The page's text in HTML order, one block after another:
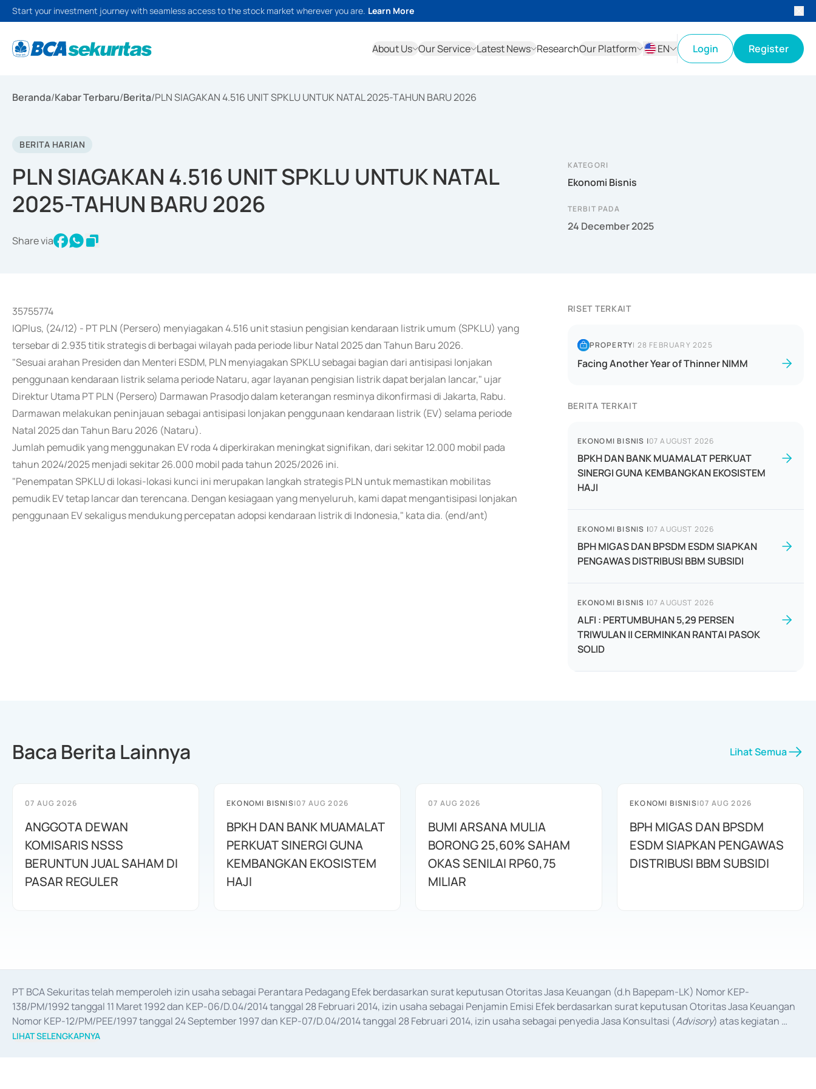
Start your investment journey with seamless access to the stock market wherever you are. Learn More
About Us Our Service Latest News ResearchOur Platform
EN
Login Register
Beranda/Kabar Terbaru/Berita/PLN SIAGAKAN 4.516 UNIT SPKLU UNTUK NATAL 2025-TAHUN BARU 2026
BERITA HARIAN
PLN SIAGAKAN 4.516 UNIT SPKLU UNTUK NATAL
2025-TAHUN BARU 2026
Share via
KATEGORI
Ekonomi Bisnis
TERBIT PADA
24 December 2025
35755774
IQPlus, (24/12) - PT PLN (Persero) menyiagakan 4.516 unit stasiun pengisian kendaraan listrik umum (SPKLU) yang
tersebar di 2.935 titik strategis di berbagai wilayah pada periode libur Natal 2025 dan Tahun Baru 2026.
"Sesuai arahan Presiden dan Menteri ESDM, PLN menyiagakan SPKLU sebagai bagian dari antisipasi lonjakan
penggunaan kendaraan listrik selama periode Nataru, agar layanan pengisian listrik dapat berjalan lancar," ujar
Direktur Utama PT PLN (Persero) Darmawan Prasodjo dalam keterangan resminya dikonfirmasi di Jakarta, Rabu.
Darmawan melakukan peninjauan sebagai antisipasi lonjakan penggunaan kendaraan listrik (EV) selama periode
Natal 2025 dan Tahun Baru 2026 (Nataru).
Jumlah pemudik yang menggunakan EV roda 4 diperkirakan meningkat signifikan, dari sekitar 12.000 mobil pada
tahun 2024/2025 menjadi sekitar 26.000 mobil pada tahun 2025/2026 ini.
"Penempatan SPKLU di lokasi-lokasi kunci ini merupakan langkah strategis PLN untuk memastikan mobilitas
pemudik EV tetap lancar dan terencana. Dengan kesiagaan yang menyeluruh, kami dapat mengantisipasi lonjakan
penggunaan EV sekaligus mendukung percepatan adopsi kendaraan listrik di Indonesia," kata dia. (end/ant)
RISET TERKAIT
PROPERTY| 28 FEBRUARY 2025
Facing Another Year of Thinner NIMM
BERITA TERKAIT
EKONOMI BISNIS |07 AUGUST 2026
BPKH DAN BANK MUAMALAT PERKUAT
SINERGI GUNA KEMBANGKAN EKOSISTEM
HAJI
EKONOMI BISNIS |07 AUGUST 2026
BPH MIGAS DAN BPSDM ESDM SIAPKAN
PENGAWAS DISTRIBUSI BBM SUBSIDI
EKONOMI BISNIS |07 AUGUST 2026
ALFI : PERTUMBUHAN 5,29 PERSEN
TRIWULAN II CERMINKAN RANTAI PASOK
SOLID
Baca Berita Lainnya Lihat Semua
07 AUG 2026
ANGGOTA DEWAN
KOMISARIS NSSS
BERUNTUN JUAL SAHAM DI
PASAR REGULER
EKONOMI BISNIS|07 AUG 2026
BPKH DAN BANK MUAMALAT
PERKUAT SINERGI GUNA
KEMBANGKAN EKOSISTEM
HAJI
07 AUG 2026
BUMI ARSANA MULIA
BORONG 25,60% SAHAM
OKAS SENILAI RP60,75
MILIAR
EKONOMI BISNIS|07 AUG 2026
BPH MIGAS DAN BPSDM
ESDM SIAPKAN PENGAWAS
DISTRIBUSI BBM SUBSIDI
PT BCA Sekuritas telah memperoleh izin usaha sebagai Perantara Pedagang Efek berdasarkan surat keputusan Otoritas Jasa Keuangan (d.h Bapepam-LK) Nomor KEP-
138/PM/1992 tanggal 11 Maret 1992 dan KEP-06/D.04/2014 tanggal 28 Februari 2014, izin usaha sebagai Penjamin Emisi Efek berdasarkan surat keputusan Otoritas Jasa Keuangan
Nomor KEP-12/PM/PEE/1997 tanggal 24 September 1997 dan KEP-07/D.04/2014 tanggal 28 Februari 2014, izin usaha sebagai penyedia Jasa Konsultasi (Advisory) atas kegiatan
merger, akuisisi, divestasi, dan
LIHAT SELENGKAPNYA